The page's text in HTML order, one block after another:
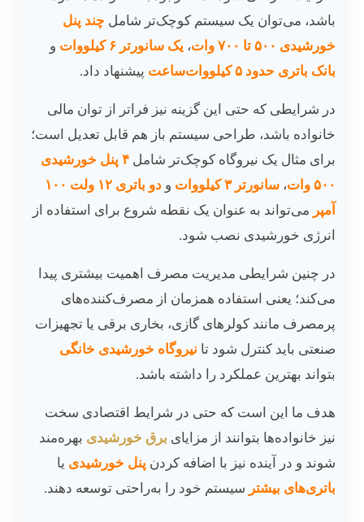
باشد، می‌توان یک سیستم کوچک‌تر شامل چند پنل
خورشیدی ۵۰۰ تا ۷۰۰ وات
، یک سانورتر ۶ کیلووات
و
بانک باتری حدود ۵ کیلووات‌ساعت
پیشنهاد داد.
در شرایطی که حتی این گزینه نیز فراتر از توان مالی
خانواده باشد، طراحی سیستم باز هم قابل تعدیل است؛
برای مثال یک نیروگاه کوچک‌تر شامل
۴ پنل خورشیدی
۵۰۰ وات
، سانورتر ۳ کیلووات و
دو باتری ۱۲ ولت ۱۰۰
آمپر می‌تواند به عنوان یک نقطه شروع برای استفاده از
انرژی خورشیدی نصب شود.
در چنین شرایطی مدیریت مصرف اهمیت بیشتری پیدا
می‌کند؛ یعنی استفاده همزمان از مصرف‌کننده‌های
پرمصرف مانند کولرهای گازی، بخاری برقی یا تجهیزات
صنعتی باید کنترل شود تا نیروگاه خورشیدی خانگی
بتواند بهترین عملکرد را داشته باشد.
هدف ما این است که حتی در شرایط اقتصادی سخت
نیز خانواده‌ها بتوانند از مزایای برق خورشیدی بهره‌مند
شوند و در آینده نیز با اضافه کردن پنل خورشیدی یا
باتری‌های بیشتر سیستم خود را به‌راحتی توسعه دهند.